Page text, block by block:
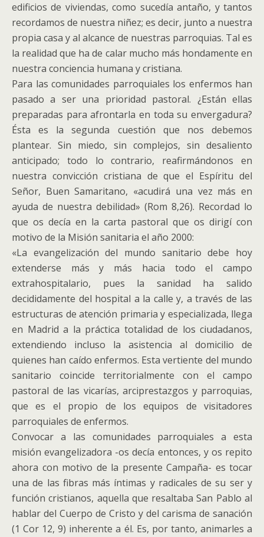
edificios de viviendas, como sucedía antaño, y tantos
recordamos de nuestra niñez; es decir, junto a nuestra
propia casa y al alcance de nuestras parroquias. Tal es
la realidad que ha de calar mucho más hondamente en
nuestra conciencia humana y cristiana.
Para las comunidades parroquiales los enfermos han
pasado a ser una prioridad pastoral. ¿Están ellas
preparadas para afrontarla en toda su envergadura?
Ésta es la segunda cuestión que nos debemos
plantear. Sin miedo, sin complejos, sin desaliento
anticipado; todo lo contrario, reafirmándonos en
nuestra convicción cristiana de que el Espíritu del
Señor, Buen Samaritano, «acudirá una vez más en
ayuda de nuestra debilidad» (Rom 8,26). Recordad lo
que os decía en la carta pastoral que os dirigí con
motivo de la Misión sanitaria el año 2000:
«La evangelización del mundo sanitario debe hoy
extenderse más y más hacia todo el campo
extrahospitalario, pues la sanidad ha salido
decididamente del hospital a la calle y, a través de las
estructuras de atención primaria y especializada, llega
en Madrid a la práctica totalidad de los ciudadanos,
extendiendo incluso la asistencia al domicilio de
quienes han caído enfermos. Esta vertiente del mundo
sanitario coincide territorialmente con el campo
pastoral de las vicarías, arciprestazgos y parroquias,
que es el propio de los equipos de visitadores
parroquiales de enfermos.
Convocar a las comunidades parroquiales a esta
misión evangelizadora -os decía entonces, y os repito
ahora con motivo de la presente Campaña- es tocar
una de las fibras más íntimas y radicales de su ser y
función cristianos, aquella que resaltaba San Pablo al
hablar del Cuerpo de Cristo y del carisma de sanación
(1 Cor 12, 9) inherente a él. Es, por tanto, animarles a